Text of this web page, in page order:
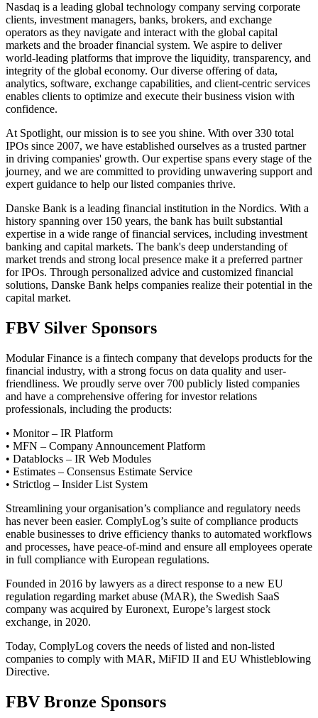
Nasdaq is a leading global technology company serving corporate
clients, investment managers, banks, brokers, and exchange
operators as they navigate and interact with the global capital
markets and the broader financial system. We aspire to deliver
world-leading platforms that improve the liquidity, transparency, and
integrity of the global economy. Our diverse offering of data,
analytics, software, exchange capabilities, and client-centric services
enables clients to optimize and execute their business vision with
confidence.
At Spotlight, our mission is to see you shine. With over 330 total
IPOs since 2007, we have established ourselves as a trusted partner
in driving companies' growth. Our expertise spans every stage of the
journey, and we are committed to providing unwavering support and
expert guidance to help our listed companies thrive.
Danske Bank is a leading financial institution in the Nordics. With a
history spanning over 150 years, the bank has built substantial
expertise in a wide range of financial services, including investment
banking and capital markets. The bank's deep understanding of
market trends and strong local presence make it a preferred partner
for IPOs. Through personalized advice and customized financial
solutions, Danske Bank helps companies realize their potential in the
capital market.
FBV Silver Sponsors
Modular Finance is a fintech company that develops products for the
financial industry, with a strong focus on data quality and user-
friendliness. We proudly serve over 700 publicly listed companies
and have a comprehensive offering for investor relations
professionals, including the products:
• Monitor – IR Platform
• MFN – Company Announcement Platform
• Datablocks – IR Web Modules
• Estimates – Consensus Estimate Service
• Strictlog – Insider List System
Streamlining your organisation’s compliance and regulatory needs
has never been easier. ComplyLog’s suite of compliance products
enable businesses to drive efficiency thanks to automated workflows
and processes, have peace-of-mind and ensure all employees operate
in full compliance with European regulations.
Founded in 2016 by lawyers as a direct response to a new EU
regulation regarding market abuse (MAR), the Swedish SaaS
company was acquired by Euronext, Europe’s largest stock
exchange, in 2020.
Today, ComplyLog covers the needs of listed and non-listed
companies to comply with MAR, MiFID II and EU Whistleblowing
Directive.
FBV Bronze Sponsors